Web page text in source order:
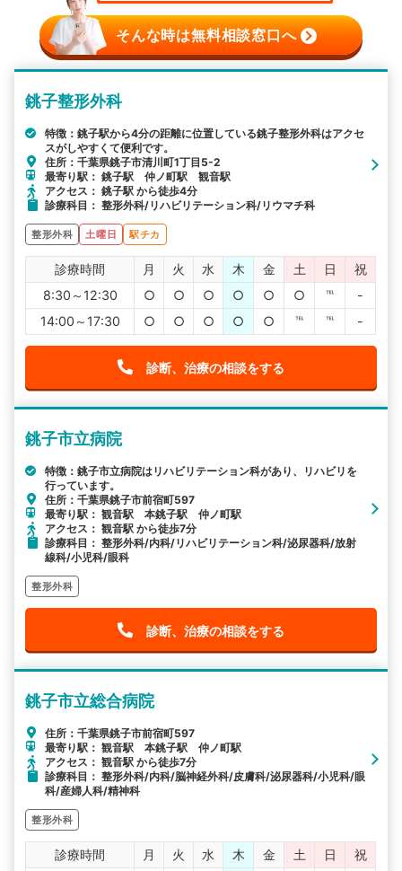
そんな時は無料相談窓口へ
銚子整形外科
特徴：銚子駅から4分の距離に位置している銚子整形外科はアクセ
スがしやすくて便利です。
住所：千葉県銚子市清川町1丁目5-2
最寄り駅： 銚子駅 仲ノ町駅 観音駅
アクセス： 銚子駅 から徒歩4分
診療科目： 整形外科/リハビリテーション科/リウマチ科
整形外科 土曜日 駅チカ
診療時間 月 火 水 木 金 土 日
祝
8:30～12:30
○ ○ ○ ○ ○ ○ ℡
-
14:00～17:30
○ ○ ○ ○ ○ ℡ ℡ -
診断、治療の相談をする
銚子市立病院
特徴：銚子市立病院はリハビリテーション科があり、リハビリを
行っています。
住所：千葉県銚子市前宿町597
最寄り駅： 観音駅 本銚子駅 仲ノ町駅
アクセス： 観音駅 から徒歩7分
診療科目： 整形外科/内科/リハビリテーション科/泌尿器科/放射
線科/小児科/眼科
整形外科
診断、治療の相談をする
銚子市立総合病院
住所：千葉県銚子市前宿町597
最寄り駅： 観音駅 本銚子駅 仲ノ町駅
アクセス： 観音駅 から徒歩7分
診療科目： 整形外科/内科/脳神経外科/皮膚科/泌尿器科/小児科/眼
科/産婦人科/精神科
整形外科
診療時間 月 火 水 木 金 土 日 祝